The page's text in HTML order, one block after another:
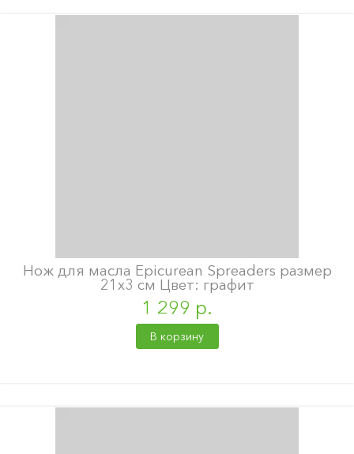
Нож для масла Epicurean Spreaders размер
21х3 см Цвет: графит
1 299 р.
В корзину